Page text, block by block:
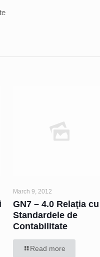
March 9, 2012
GN7 – 4.0 Relaţia cu
Standardele de
Contabilitate
Read more